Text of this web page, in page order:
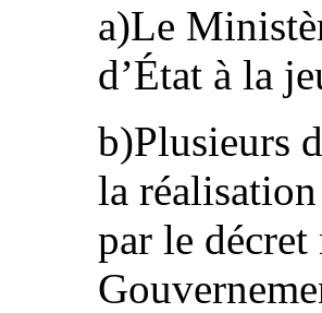
a)Le
d’État à la
b)Plusieurs
la
par le